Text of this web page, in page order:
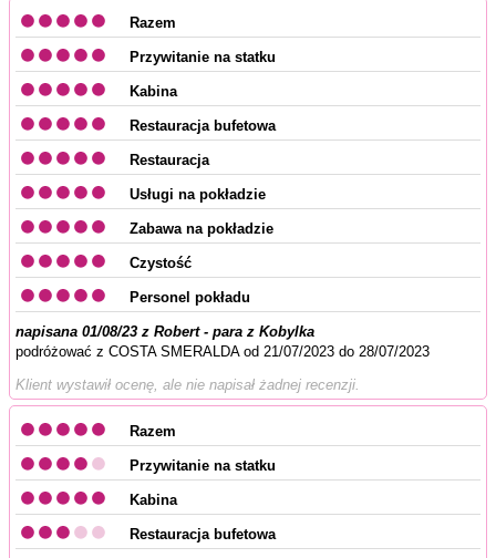
Razem
Przywitanie na statku
Kabina
Restauracja bufetowa
Restauracja
Usługi na pokładzie
Zabawa na pokładzie
Czystość
Personel pokładu
napisana 01/08/23 z Robert - para z Kobylka
podróżować z COSTA SMERALDA od 21/07/2023 do 28/07/2023
Klient wystawił ocenę, ale nie napisał żadnej recenzji.
Razem
Przywitanie na statku
Kabina
Restauracja bufetowa